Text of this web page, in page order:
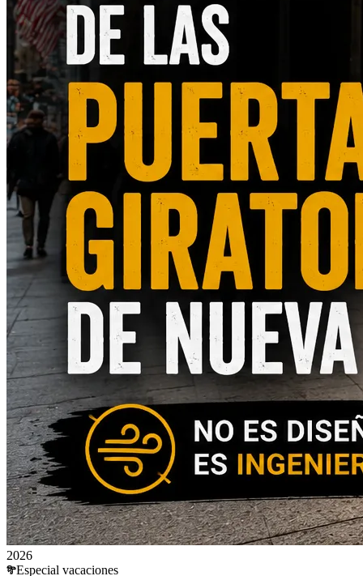
2026
Especial vacaciones